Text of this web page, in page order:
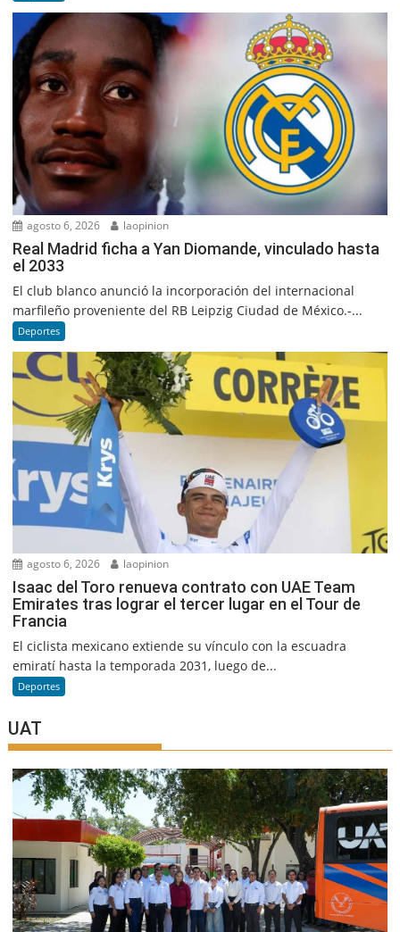
agosto 6, 2026 laopinion
Real Madrid ficha a Yan Diomande, vinculado hasta
el 2033
El club blanco anunció la incorporación del internacional
marfileño proveniente del RB Leipzig Ciudad de México.-...
Deportes
agosto 6, 2026 laopinion
Isaac del Toro renueva contrato con UAE Team
Emirates tras lograr el tercer lugar en el Tour de
Francia
El ciclista mexicano extiende su vínculo con la escuadra
emiratí hasta la temporada 2031, luego de...
Deportes
UAT